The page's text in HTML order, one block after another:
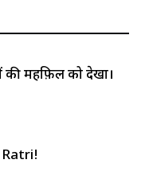
की महफ़िल को देखा।
Ratri!